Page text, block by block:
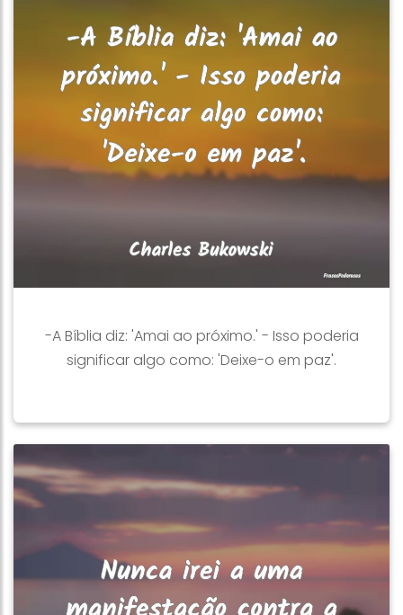
-A Bíblia diz: 'Amai ao próximo.' - Isso poderia
significar algo como: 'Deixe-o em paz'.